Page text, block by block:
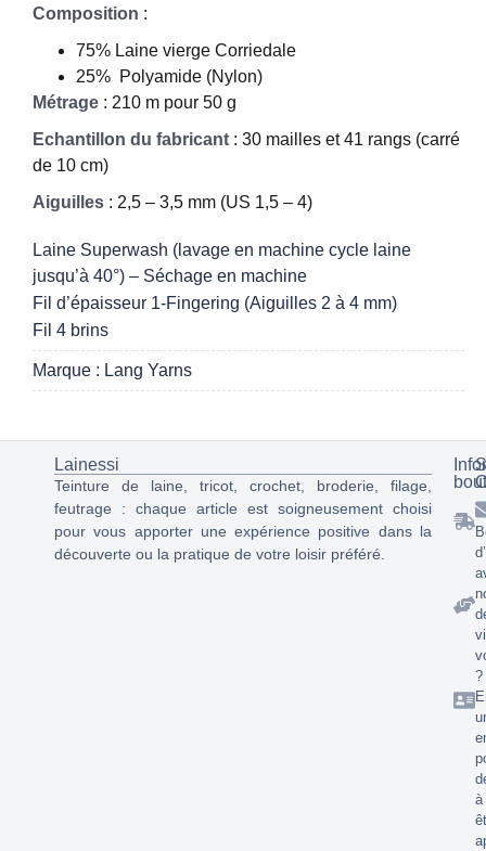
Composition :
75% Laine vierge Corriedale
25% Polyamide (Nylon)
Métrage : 210 m pour 50 g
Echantillon du fabricant : 30 mailles et 41 rangs (carré
de 10 cm)
Aiguilles : 2,5 – 3,5 mm (US 1,5 – 4)
Laine Superwash (lavage en machine cycle laine
jusqu’à 40°) – Séchage en machine
Fil d’épaisseur 1-Fingering (Aiguilles 2 à 4 mm)
Fil 4 brins
Marque : Lang Yarns
Lainessi
Teinture de laine, tricot, crochet, broderie, filage,
feutrage : chaque article est soigneusement choisi
pour vous apporter une expérience positive dans la
découverte ou la pratique de votre loisir préféré.
?
à